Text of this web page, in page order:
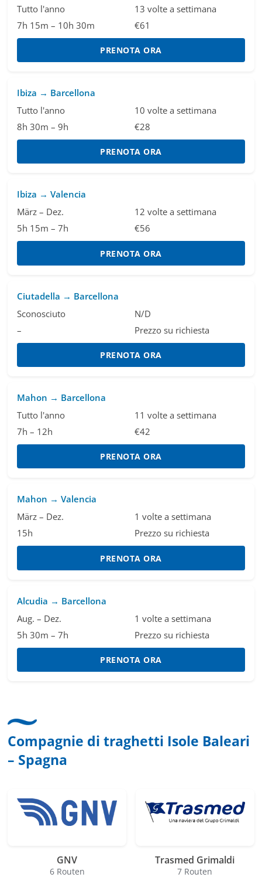
Tutto l'anno
13 volte a settimana
7h 15m – 10h 30m
€61
PRENOTA ORA
Ibiza → Barcellona
Tutto l'anno
10 volte a settimana
8h 30m – 9h
€28
PRENOTA ORA
Ibiza → Valencia
März – Dez.
12 volte a settimana
5h 15m – 7h
€56
PRENOTA ORA
Ciutadella → Barcellona
Sconosciuto
N/D
–
Prezzo su richiesta
PRENOTA ORA
Mahon → Barcellona
Tutto l'anno
11 volte a settimana
7h – 12h
€42
PRENOTA ORA
Mahon → Valencia
März – Dez.
1 volte a settimana
15h
Prezzo su richiesta
PRENOTA ORA
Alcudia → Barcellona
Aug. – Dez.
1 volte a settimana
5h 30m – 7h
Prezzo su richiesta
PRENOTA ORA
Compagnie di traghetti Isole Baleari
– Spagna
GNV
6 Routen
Trasmed Grimaldi
7 Routen